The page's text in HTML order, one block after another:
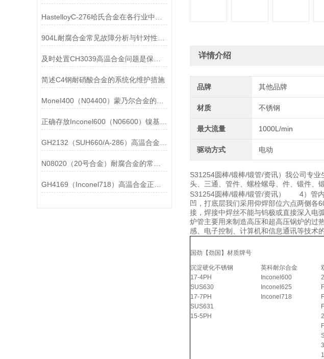
简述C4钢耐硝酸合金的系统化维护措施
正确存放Inconel600（N06600）镍基合金的重要性介绍
详情介绍
品牌 其他品牌
材质 不锈钢
最大流量 1000L/min
驱动方式 电动
S31254圆棒/锻棒/锻管/资讯）我公司专
头、三通、管件、螺栓螺母、件、锻件、
S31254圆棒/锻棒/锻管/资讯） 4）管内
凹，打底层我们采用仰焊部位六点两侧各
接，焊接中焊丝不能与钨极或直接深入
炉管主要用来制造高压和超高压锅炉的过
感、电子控制、计算机和信息通讯等技术
国劲【劲国】材质牌号
沉淀硬化不锈钢 英科耐尔合金
17-4PH
Inconel600
SUS630
Inconel625
17-7PH
Inconel718
SUS631
15-5PH